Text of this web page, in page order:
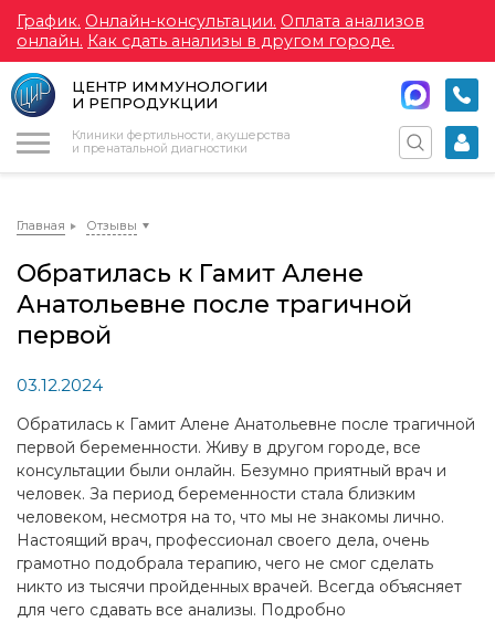
График. Онлайн-консультации. Оплата анализов
онлайн. Как сдать анализы в другом городе.
ЦЕНТР ИММУНОЛОГИИ
И РЕПРОДУКЦИИ
Клиники фертильности, акушерства
и пренатальной диагностики
Главная Отзывы
Обратилась к Гамит Алене
Анатольевне после трагичной
первой
03.12.2024
Обратилась к Гамит Алене Анатольевне после трагичной
первой беременности. Живу в другом городе, все
консультации были онлайн. Безумно приятный врач и
человек. За период беременности стала близким
человеком, несмотря на то, что мы не знакомы лично.
Настоящий врач, профессионал своего дела, очень
грамотно подобрала терапию, чего не смог сделать
никто из тысячи пройденных врачей. Всегда объясняет
для чего сдавать все анализы. Подробно